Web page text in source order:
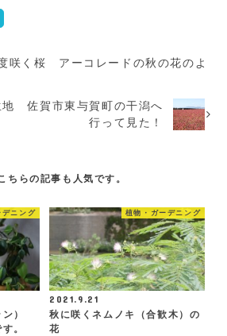
咲く桜 アーコレードの秋の花のよ
地 佐賀市東与賀町の干潟へ
行って見た！
ちらの記事も人気です。
デニング
ン）
。
植物・ガーデニング
2021.9.21
秋に咲くネムノキ（合歓木）の
花